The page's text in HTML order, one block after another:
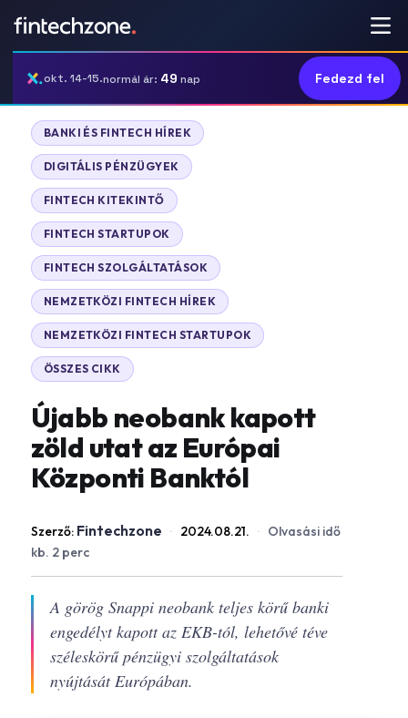
okt. 14-15.normál ár: 49 nap Fedezd fel
BANKI ÉS FINTECH HÍREK
DIGITÁLIS PÉNZÜGYEK
FINTECH KITEKINTŐ
FINTECH STARTUPOK
FINTECH SZOLGÁLTATÁSOK
NEMZETKÖZI FINTECH HÍREK
NEMZETKÖZI FINTECH STARTUPOK
ÖSSZES CIKK
Újabb neobank kapott
zöld utat az Európai
Központi Banktól
Szerző: Fintechzone · 2024.08.21. · Olvasási idő
kb. 2 perc
A görög Snappi neobank teljes körű banki
engedélyt kapott az EKB-tól, lehetővé téve
széleskörű pénzügyi szolgáltatások
nyújtását Európában.